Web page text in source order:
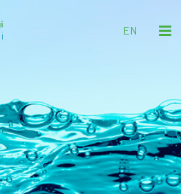
EN